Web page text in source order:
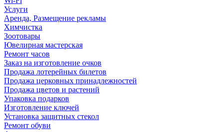
Услуги
Аренда, Размещение рекламы
Химчистка
Зоотовары
Ювелирная мастерская
Ремонт часов
Заказ на изготовление очков
Продажа лотерейных билетов
Продажа церковных принадлежностей
Продажа цветов и растений
Упаковка подарков
Изготовление ключей
Установка защитных стекол
Ремонт обуви